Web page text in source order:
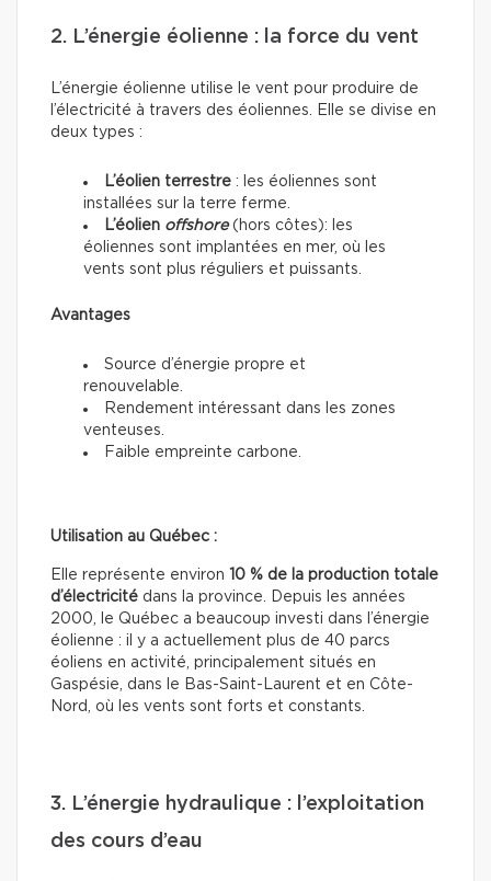
2. L’énergie éolienne : la force du vent
L’énergie éolienne utilise le vent pour produire de
l’électricité à travers des éoliennes. Elle se divise en
deux types :
L’éolien terrestre : les éoliennes sont
installées sur la terre ferme.
L’éolien offshore(hors côtes): les
éoliennes sont implantées en mer, où les
vents sont plus réguliers et puissants.
Avantages
Source d’énergie propre et
renouvelable.
Rendement intéressant dans les zones
venteuses.
Faible empreinte carbone.
Utilisation au Québec :
Elle représente environ 10 % de la production totale
d’électricité dans la province. Depuis les années
2000, le Québec a beaucoup investi dans l’énergie
éolienne : il y a actuellement plus de 40 parcs
éoliens en activité, principalement situés en
Gaspésie, dans le Bas-Saint-Laurent et en Côte-
Nord, où les vents sont forts et constants.
3. L’énergie hydraulique : l’exploitation
des cours d’eau